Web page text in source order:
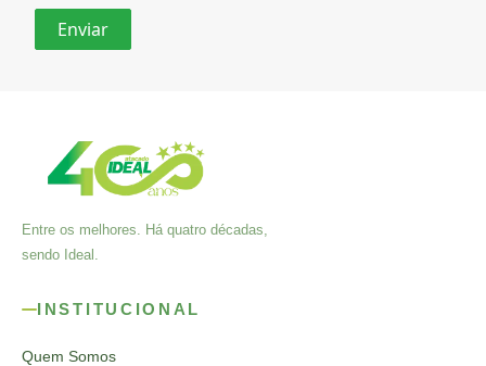
Entre os melhores. Há quatro décadas,
sendo Ideal.
INSTITUCIONAL
Quem Somos